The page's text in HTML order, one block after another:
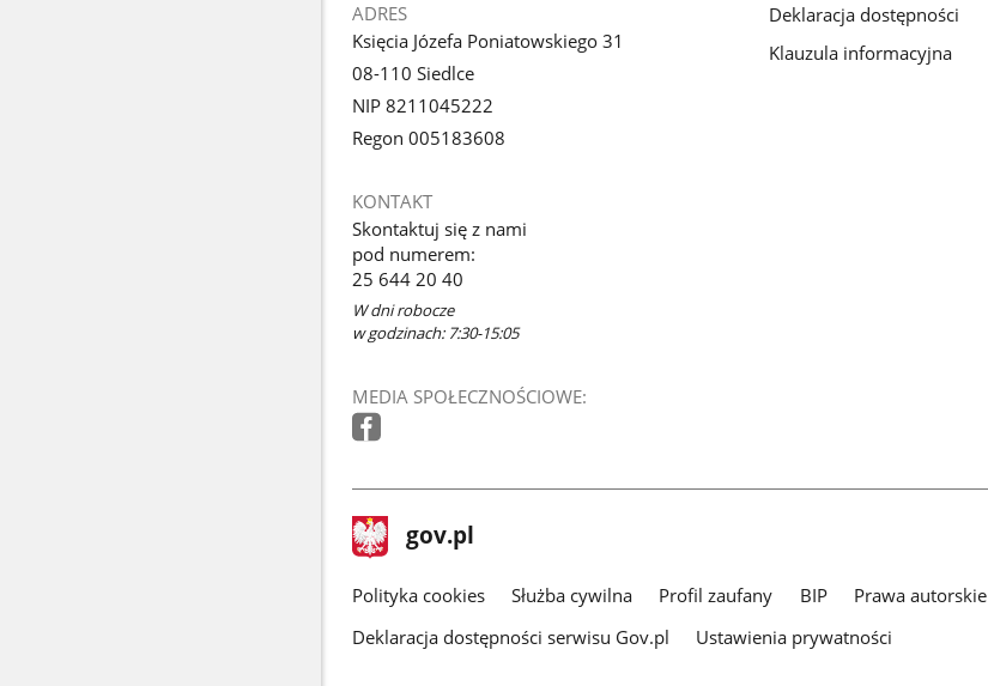
ADRES
Księcia Józefa Poniatowskiego 31
08-110 Siedlce
NIP 8211045222
Regon 005183608
KONTAKT
Skontaktuj się z nami
pod numerem:
25 644 20 40
W dni robocze
w godzinach: 7:30-15:05
MEDIA SPOŁECZNOŚCIOWE:
Deklaracja dostępności
Klauzula informacyjna
stopka
gov.pl Strona
gov.pl
gov.pl
Polityka cookies Służba cywilna Profil zaufany BIP Prawa autorskie
Deklaracja dostępności serwisu Gov.pl
Ustawienia prywatności